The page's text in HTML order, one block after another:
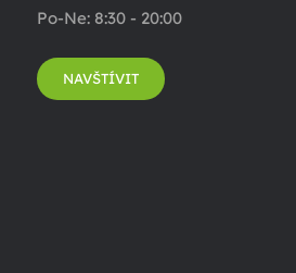
Po-Ne: 8:30 - 20:00
NAVŠTÍVIT